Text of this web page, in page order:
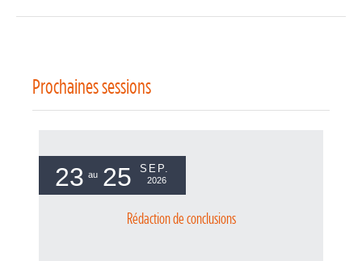
Prochaines sessions
23 au 25 SEP.
2026
Rédaction de conclusions